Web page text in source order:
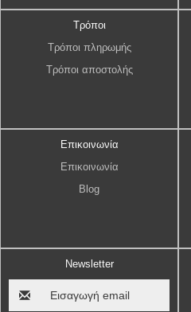
Τρόποι
Τρόποι πληρωμής
Τρόποι αποστολής
Επικοινωνία
Επικοινωνία
Blog
Newsletter